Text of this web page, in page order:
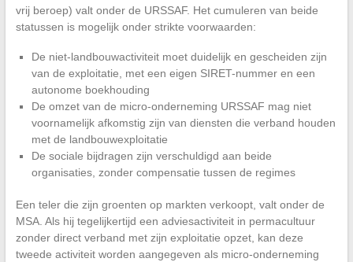
vrij beroep) valt onder de URSSAF. Het cumuleren van beide
statussen is mogelijk onder strikte voorwaarden:
De niet-landbouwactiviteit moet duidelijk en gescheiden zijn
van de exploitatie, met een eigen SIRET-nummer en een
autonome boekhouding
De omzet van de micro-onderneming URSSAF mag niet
voornamelijk afkomstig zijn van diensten die verband houden
met de landbouwexploitatie
De sociale bijdragen zijn verschuldigd aan beide
organisaties, zonder compensatie tussen de regimes
Een teler die zijn groenten op markten verkoopt, valt onder de
MSA. Als hij tegelijkertijd een adviesactiviteit in permacultuur
zonder direct verband met zijn exploitatie opzet, kan deze
tweede activiteit worden aangegeven als micro-onderneming